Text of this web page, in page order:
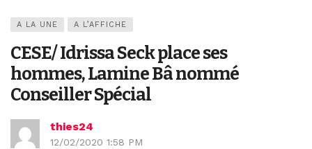
A LA UNE A L’AFFICHE
CESE/ Idrissa Seck place ses
hommes, Lamine Bâ nommé
Conseiller Spécial
thies24
12/02/2020 1:58 PM